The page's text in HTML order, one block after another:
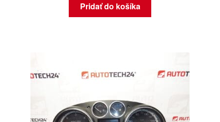
Pridať do košíka